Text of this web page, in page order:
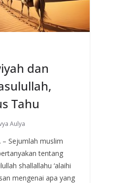
dan
Tahu
Aulya
– Sejumlah muslim
tentang
shallallahu ‘alaihi
mengenai apa yang